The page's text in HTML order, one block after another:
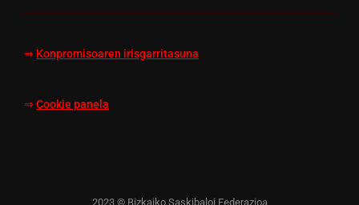
⇒ Konpromisoaren irisgarritasuna
⇒ Cookie panela
2023 © Bizkaiko Saskibaloi Federazioa